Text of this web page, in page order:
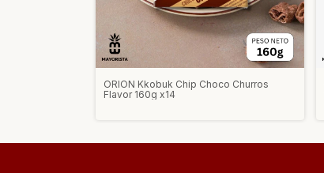
ORION Kkobuk Chip Choco Churros
Flavor 160g x14